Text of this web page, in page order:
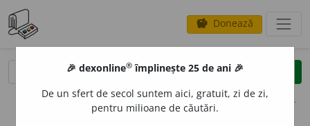
savings Donează
clear
opțiuni
🎉 dexonline® împlinește 25 de ani 🎉
De un sfert de secol suntem aici, gratuit, zi de zi,
pentru milioane de căutări.